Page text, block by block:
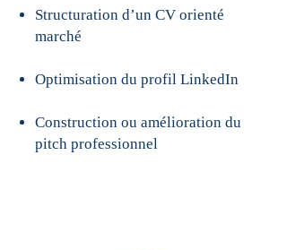
Structuration d’un CV orienté
marché
Optimisation du profil LinkedIn
Construction ou amélioration du
pitch professionnel